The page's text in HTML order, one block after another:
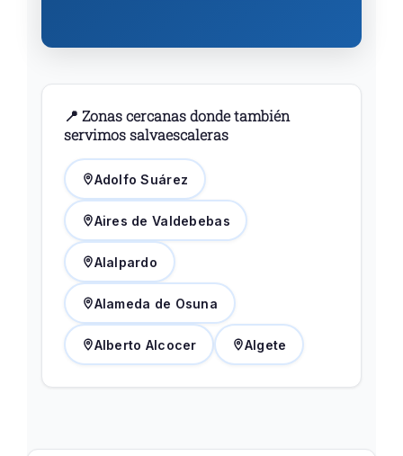
📍 Zonas cercanas donde también
servimos salvaescaleras
Adolfo Suárez
Aires de Valdebebas
Alalpardo
Alameda de Osuna
Alberto Alcocer Algete